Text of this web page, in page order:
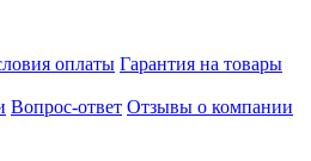
оплаты Гарантия на товары
Вопрос-ответ Отзывы о компании